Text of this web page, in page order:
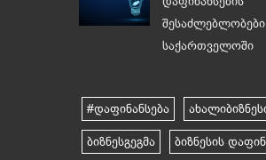
შესაძლებლობები
საქართველოში
#დაფინანსება
ბიზნესგეგმა ბიზნესის